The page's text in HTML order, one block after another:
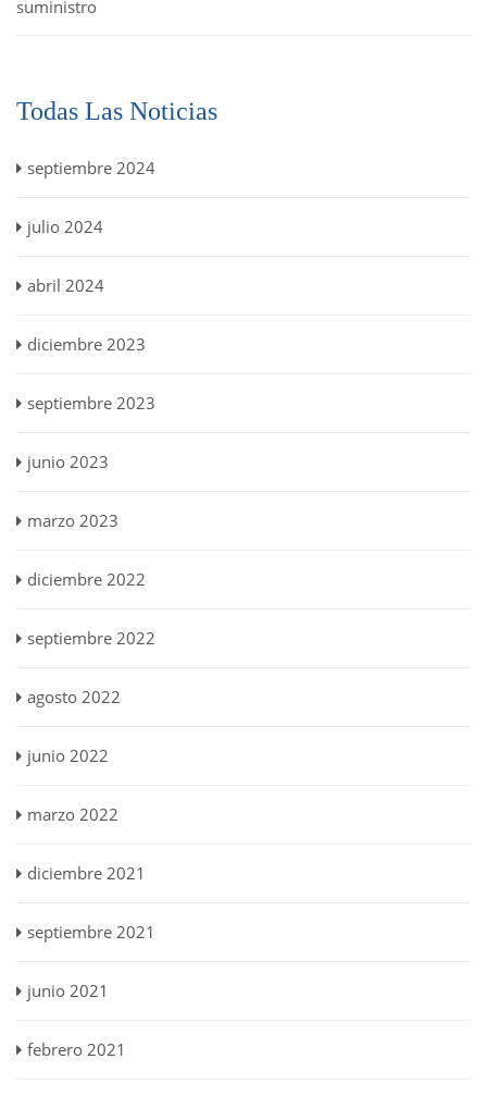
suministro
Todas Las Noticias
septiembre 2024
julio 2024
abril 2024
diciembre 2023
septiembre 2023
junio 2023
marzo 2023
diciembre 2022
septiembre 2022
agosto 2022
junio 2022
marzo 2022
diciembre 2021
septiembre 2021
junio 2021
febrero 2021